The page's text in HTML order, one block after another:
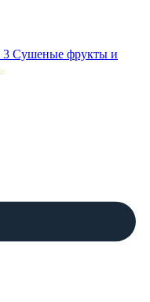
3 Сушеные фрукты и